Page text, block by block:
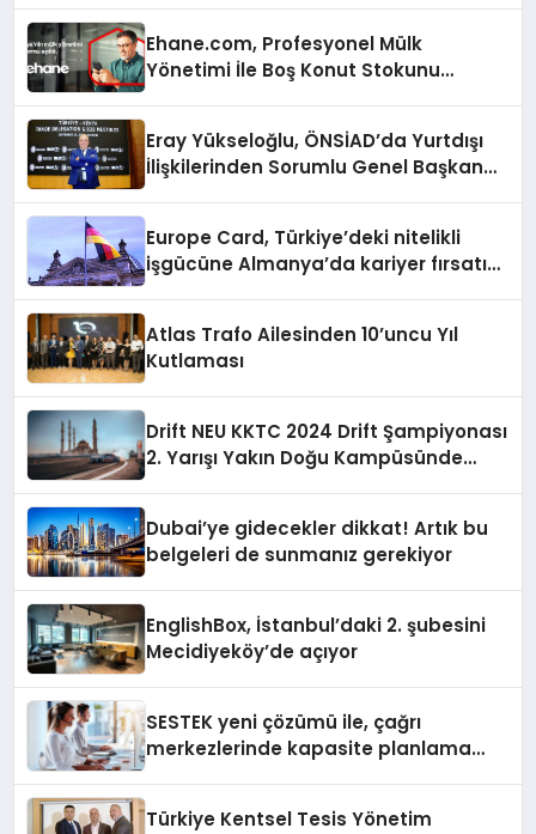
Ehane.com, Profesyonel Mülk
Yönetimi İle Boş Konut Stokunu
Eray Yükseloğlu, ÖNSİAD’da Yurtdışı
İlişkilerinden Sorumlu Genel Başkan
Europe Card, Türkiye’deki nitelikli
işgücüne Almanya’da kariyer fırsatı
Atlas Trafo Ailesinden 10’uncu Yıl
Kutlaması
Drift NEU KKTC 2024 Drift Şampiyonası
2. Yarışı Yakın Doğu Kampüsünde
Dubai’ye gidecekler dikkat! Artık bu
belgeleri de sunmanız gerekiyor
EnglishBox, İstanbul’daki 2. şubesini
Mecidiyeköy’de açıyor
SESTEK yeni çözümü ile, çağrı
merkezlerinde kapasite planlama
Türkiye Kentsel Tesis Yönetim